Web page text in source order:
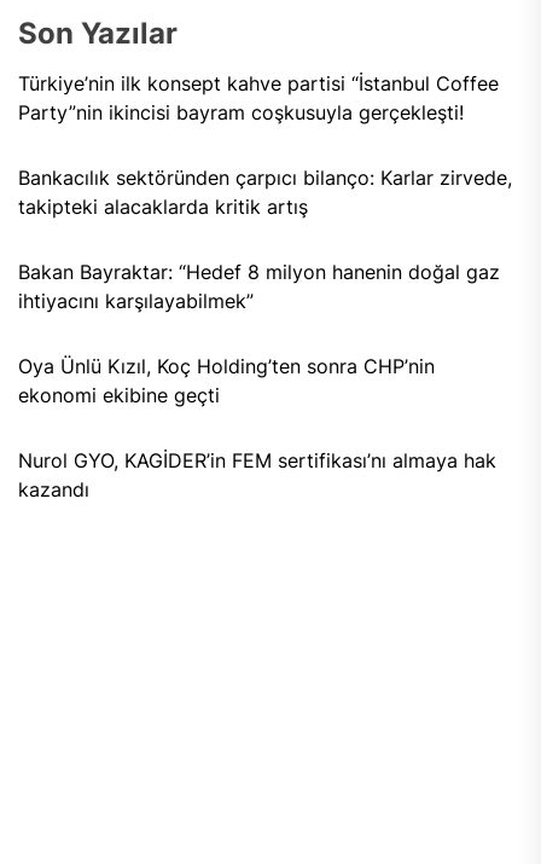
Son Yazılar
Türkiye’nin ilk konsept kahve partisi “İstanbul Coffee
Party”nin ikincisi bayram coşkusuyla gerçekleşti!
Bankacılık sektöründen çarpıcı bilanço: Karlar zirvede,
takipteki alacaklarda kritik artış
Bakan Bayraktar: “Hedef 8 milyon hanenin doğal gaz
ihtiyacını karşılayabilmek”
Oya Ünlü Kızıl, Koç Holding’ten sonra CHP’nin
ekonomi ekibine geçti
Nurol GYO, KAGİDER’in FEM sertifikası’nı almaya hak
kazandı